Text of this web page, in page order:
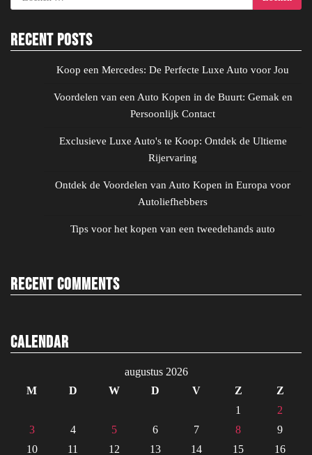
naar:
Recent Posts
Koop een Mercedes: De Perfecte Luxe Auto voor Jou
Voordelen van een Auto Kopen in de Buurt: Gemak en
Persoonlijk Contact
Exclusieve Luxe Auto's te Koop: Ontdek de Ultieme
Rijervaring
Ontdek de Voordelen van Auto Kopen in Europa voor
Autoliefhebbers
Tips voor het kopen van een tweedehands auto
Recent Comments
Calendar
augustus 2026
M
D W D V Z
Z
1
2
3
4 5 6 7 8
9
10
11 12 13 14 15
16